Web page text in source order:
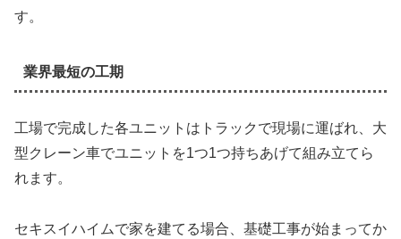
す。
業界最短の工期
工場で完成した各ユニットはトラックで現場に運ばれ、大
型クレーン車でユニットを1つ1つ持ちあげて組み立てら
れます。
セキスイハイムで家を建てる場合、基礎工事が始まってか